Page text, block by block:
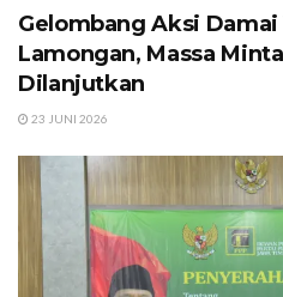
Gelombang Aksi
Lamongan, Massa
Dilanjutkan
23 JUNI 2026